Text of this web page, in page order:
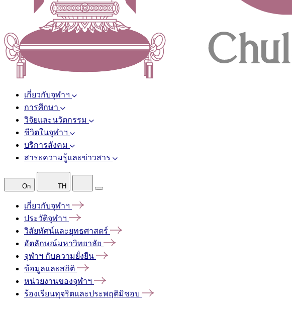
เกี่ยวกับจุฬาฯ
การศึกษา
วิจัยและนวัตกรรม
ชีวิตในจุฬาฯ
บริการสังคม
สาระความรู้และข่าวสาร
On TH
เกี่ยวกับจุฬาฯ
ประวัติจุฬาฯ
วิสัยทัศน์และยุทธศาสตร์
อัตลักษณ์มหาวิทยาลัย
จุฬาฯ กับความยั่งยืน
ข้อมูลและสถิติ
หน่วยงานของจุฬาฯ
ร้องเรียนทุจริตและประพฤติมิชอบ